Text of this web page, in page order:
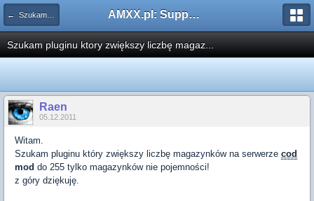
← Szukam pluginu AMXX.pl: Support AMX Mod X i SourceMod
Szukam pluginu ktory zwiększy liczbę magaz...
Raen
05.12.2011
Witam.
Szukam pluginu który zwiększy liczbę magazynków na serwerze cod
mod do 255 tylko magazynków nie pojemności!
z góry dziękuję.